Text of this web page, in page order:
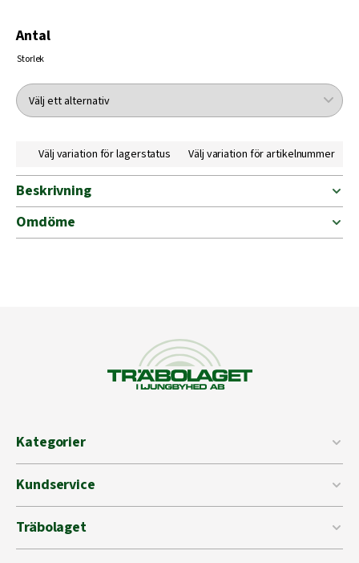
Antal
Storlek
Välj variation för lagerstatus Välj variation för artikelnummer
Beskrivning
Omdöme
Kategorier
Kundservice
Träbolaget